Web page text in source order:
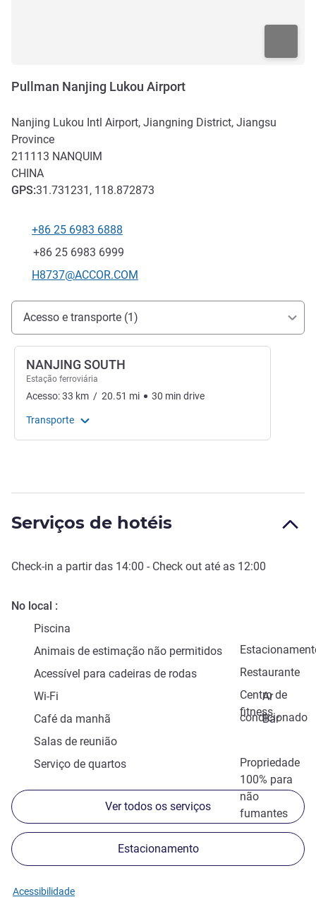
Pullman Nanjing Lukou Airport
Nanjing Lukou Intl Airport, Jiangning District, Jiangsu
Province
211113 NANQUIM
CHINA
GPS:31.731231, 118.872873
Telefone
+86 25 6983 6888
Fax
+86 25 6983 6999
E-mail de contato
H8737@ACCOR.COM
Acesso e transporte
Acesso e transporte (1)
NANJING SOUTH
Estação ferroviária
Acesso:33 km / 20.51 mi 30 min drive
Transporte
Serviços de hotéis
Check-in a partir das 14:00 - Check out até as 12:00
No local
Piscina
Animais de estimação não permitidos
Restaurante
Acessível para cadeiras de rodas
Centro de
fitness
Wi-Fi
Ar
condicionado
Café da manhã
Bar
Salas de reunião
Propriedade
100% para
não
fumantes
Serviço de quartos
Ver todos os serviços
Estacionamento
Acessibilidade